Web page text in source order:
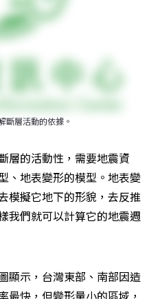
斷層活動的依據。
層的活動性，需要地震資
、地表變形的模型。地表變
模擬它地下的形貌，去反推
我們就可以計算它的地震週
顯示，台灣東部、南部因造
最快，但變形量小的區域，